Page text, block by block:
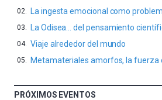
La ingesta emocional como
La Odisea… del pensamiento
Viaje alrededor del mundo
Metamateriales amorfos, la fuerza
PRÓXIMOS EVENTOS